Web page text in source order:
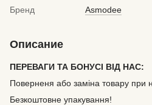
Бренд Asmodee
Описание
ПЕРЕВАГИ ТА БОНУСІ ВІД НАС:
Поверненя або заміна товару при
Безкоштовне упакування!